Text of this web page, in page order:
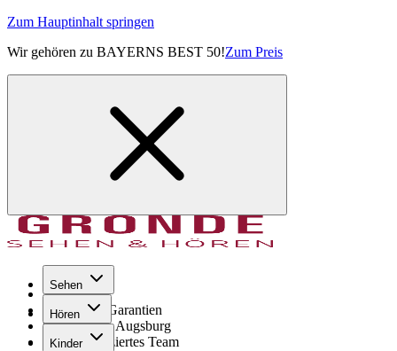
Zum Hauptinhalt springen
Wir gehören zu BAYERNS BEST 50!Zum Preis
Sehen
Hören
Kinder
Seit 1971
GRONDE Garantien
8× im Raum Augsburg
Hochqualifiziertes Team